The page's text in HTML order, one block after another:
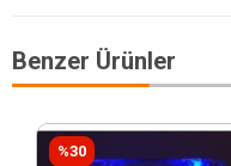
Benzer Ürünler
%30